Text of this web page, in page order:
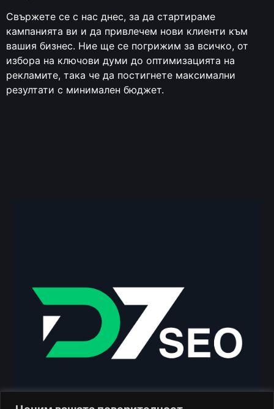
Свържете се с нас днес, за да стартираме
кампанията ви и да привлечем нови клиенти към
вашия бизнес. Ние ще се погрижим за всичко, от
избора на ключови думи до оптимизацията на
рекламите, така че да постигнете максимални
резултати с минимален бюджет.